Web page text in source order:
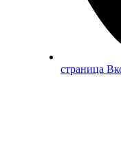
страница